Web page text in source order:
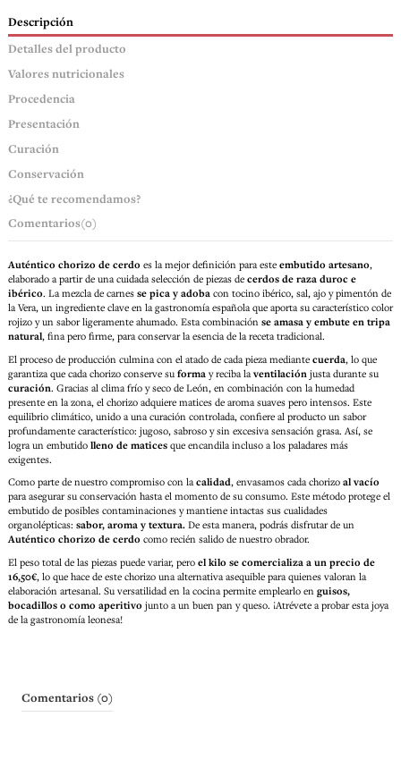
Descripción
Detalles del producto
Valores nutricionales
Procedencia
Presentación
Curación
Conservación
¿Qué te recomendamos?
Comentarios(0)
Auténtico chorizo de cerdo es la mejor definición para este embutido artesano,
elaborado a partir de una cuidada selección de piezas de cerdos de raza duroc e
ibérico. La mezcla de carnes se pica y adoba con tocino ibérico, sal, ajo y pimentón de
la Vera, un ingrediente clave en la gastronomía española que aporta su característico color
rojizo y un sabor ligeramente ahumado. Esta combinación se amasa y embute en tripa
natural, fina pero firme, para conservar la esencia de la receta tradicional.
El proceso de producción culmina con el atado de cada pieza mediante cuerda, lo que
garantiza que cada chorizo conserve su forma y reciba la ventilación justa durante su
curación. Gracias al clima frío y seco de León, en combinación con la humedad
presente en la zona, el chorizo adquiere matices de aroma suaves pero intensos. Este
equilibrio climático, unido a una curación controlada, confiere al producto un sabor
profundamente característico: jugoso, sabroso y sin excesiva sensación grasa. Así, se
logra un embutido lleno de matices que encandila incluso a los paladares más
exigentes.
Como parte de nuestro compromiso con lacalidad, envasamos cada chorizo al vacío
para asegurar su conservación hasta el momento de su consumo. Este método protege el
embutido de posibles contaminaciones y mantiene intactas sus cualidades
organolépticas: sabor, aroma y textura. De esta manera, podrás disfrutar de un
Auténtico chorizo de cerdo como recién salido de nuestro obrador.
El peso total de las piezas puede variar, pero el kilo se comercializa a un precio de
16,50€, lo que hace de este chorizo una alternativa asequible para quienes valoran la
elaboración artesanal. Su versatilidad en la cocina permite emplearlo en guisos,
bocadillos o como aperitivo junto a un buen pan y queso. ¡Atrévete a probar esta joya
de la gastronomía leonesa!
Comentarios (0)